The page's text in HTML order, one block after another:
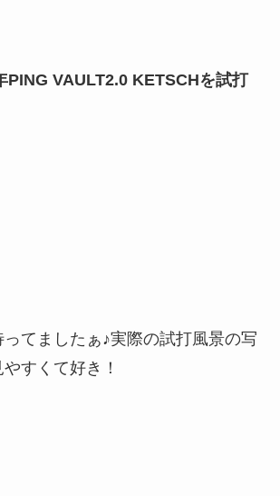
PING VAULT2.0 KETSCHを試打
てましたぁ♪実際の試打風景の写
すくて好き！